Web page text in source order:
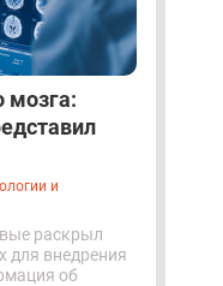
мозга:
и
раскрыл
для внедрения
об